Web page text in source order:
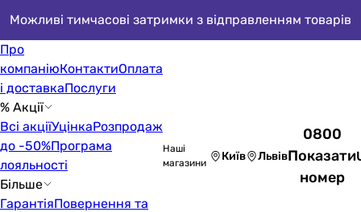
Можливі тимчасові затримки з відправленням товарів
Про
компаніюКонтактиОплата
і доставкаПослуги
% Акції
Всі акціїУцінкаРозпродаж
до -50%Програма
лояльності
Більше
ГарантіяПовернення та
Наші
магазини
Київ Львів
0800
Показати
номер